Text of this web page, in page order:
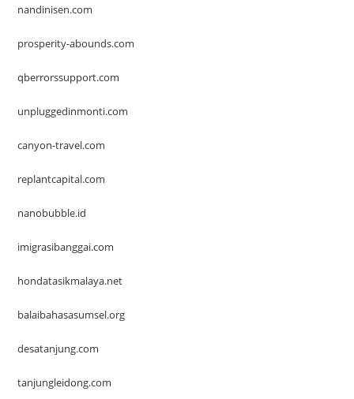
nandinisen.com
prosperity-abounds.com
qberrorssupport.com
unpluggedinmonti.com
canyon-travel.com
replantcapital.com
nanobubble.id
imigrasibanggai.com
hondatasikmalaya.net
balaibahasasumsel.org
desatanjung.com
tanjungleidong.com